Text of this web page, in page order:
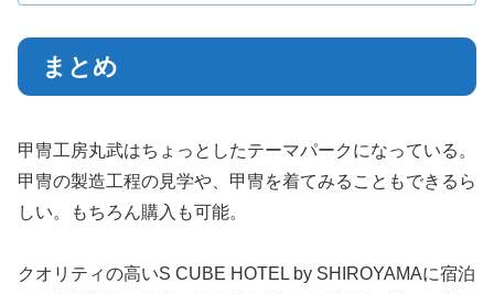
まとめ
甲冑工房丸武はちょっとしたテーマパークになっている。
甲冑の製造工程の見学や、甲冑を着てみることもできるら
しい。もちろん購入も可能。
クオリティの高いS CUBE HOTEL by SHIROYAMAに宿泊